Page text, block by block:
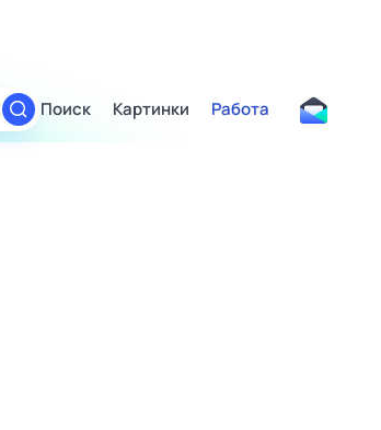
Поиск Картинки Работа